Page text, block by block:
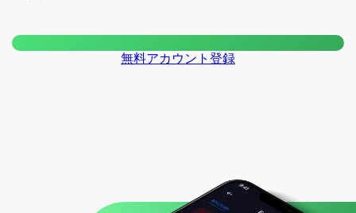
無料アカウント登録